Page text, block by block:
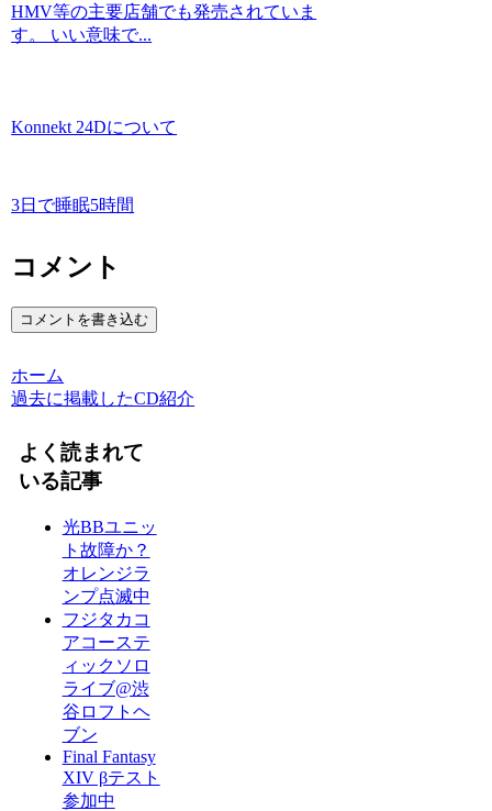
HMV等の主要店舗でも発売されていま
す。 いい意味で...
Konnekt 24Dについて
3日で睡眠5時間
コメント
コメントを書き込む
ホーム
過去に掲載したCD紹介
よく読まれて
いる記事
光BBユニッ
ト故障か？
オレンジラ
ンプ点滅中
フジタカコ
アコーステ
ィックソロ
ライブ@渋
谷ロフトヘ
ブン
Final Fantasy
XIV βテスト
参加中